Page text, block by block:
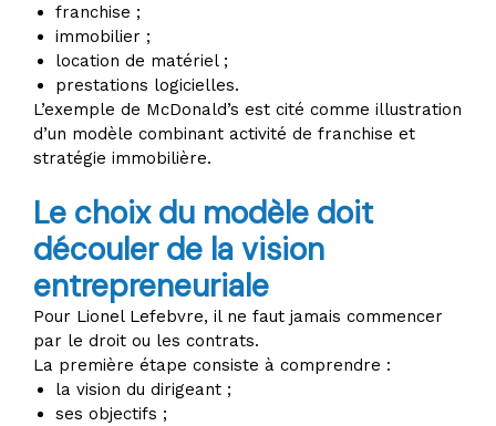
franchise ;
immobilier ;
location de matériel ;
prestations logicielles.
L’exemple de McDonald’s est cité comme illustration
d’un modèle combinant activité de franchise et
stratégie immobilière.
Le choix du modèle doit
découler de la vision
entrepreneuriale
Pour Lionel Lefebvre, il ne faut jamais commencer
par le droit ou les contrats.
La première étape consiste à comprendre :
la vision du dirigeant ;
ses objectifs ;